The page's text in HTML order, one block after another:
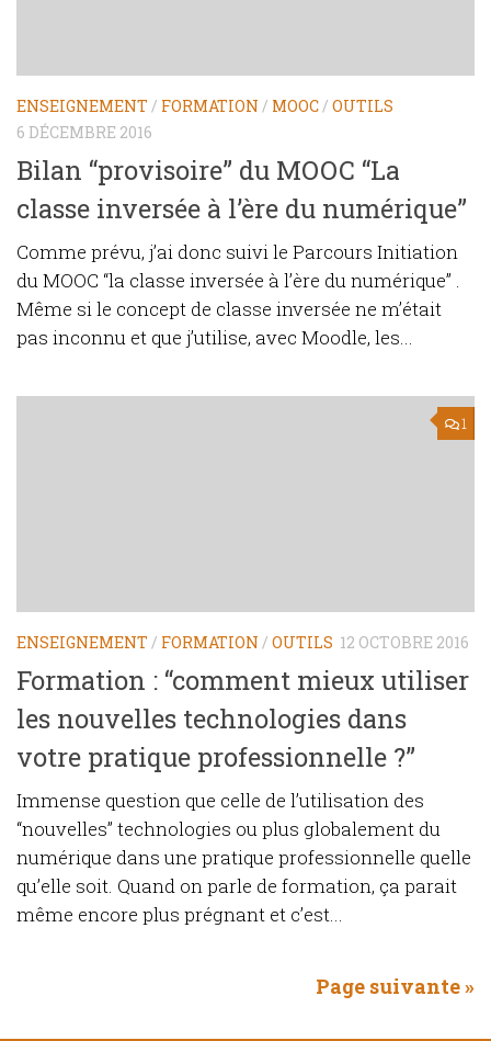
ENSEIGNEMENT / FORMATION / MOOC/ OUTILS
6 DÉCEMBRE 2016
Bilan “provisoire” du MOOC “La
classe inversée à l’ère du numérique”
Comme prévu, j’ai donc suivi le Parcours Initiation
du MOOC “la classe inversée à l’ère du numérique” .
Même si le concept de classe inversée ne m’était
pas inconnu et que j’utilise, avec Moodle, les...
1
ENSEIGNEMENT / FORMATION / OUTILS 12 OCTOBRE 2016
Formation : “comment mieux utiliser
les nouvelles technologies dans
votre pratique professionnelle ?”
Immense question que celle de l’utilisation des
“nouvelles” technologies ou plus globalement du
numérique dans une pratique professionnelle quelle
qu’elle soit. Quand on parle de formation, ça parait
même encore plus prégnant et c’est...
Page suivante »